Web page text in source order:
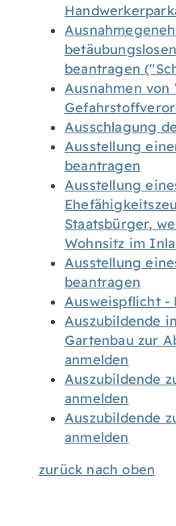
beantragen
Ausnahmen
Ausschlagung
Ausstellung
beantragen
Ausstellung
Staatsbürger,
Wohnsitz im
Ausstellung
beantragen
Ausweispflicht -
Auszubildende
Gartenbau zur
anmelden
Auszubildende
anmelden
Auszubildende
anmelden
zurück nach oben